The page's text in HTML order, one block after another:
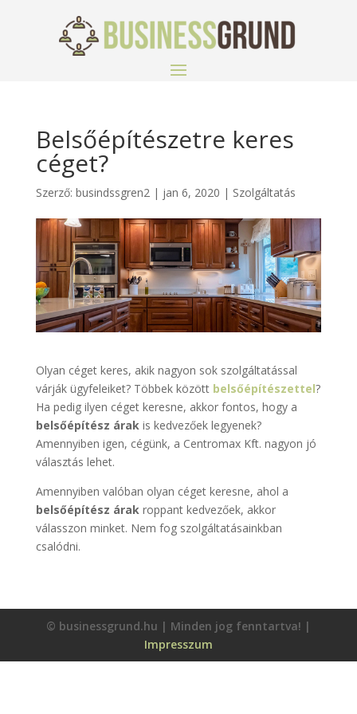
Belsőépítészetre keres
céget?
Szerző: busindssgren2| jan 6, 2020 | Szolgáltatás
Olyan céget keres, akik nagyon sok szolgáltatással
várják ügyfeleiket? Többek között belsőépítészettel?
Ha pedig ilyen céget keresne, akkor fontos, hogy a
belsőépítész árakis kedvezőek legyenek?
Amennyiben igen, cégünk, a Centromax Kft. nagyon jó
választás lehet.
Amennyiben valóban olyan céget keresne, ahol a
belsőépítész árakroppant kedvezőek, akkor
válasszon minket. Nem fog szolgáltatásainkban
csalódni.
© businessgrund.hu | Minden jog fenntartva! |
Impresszum